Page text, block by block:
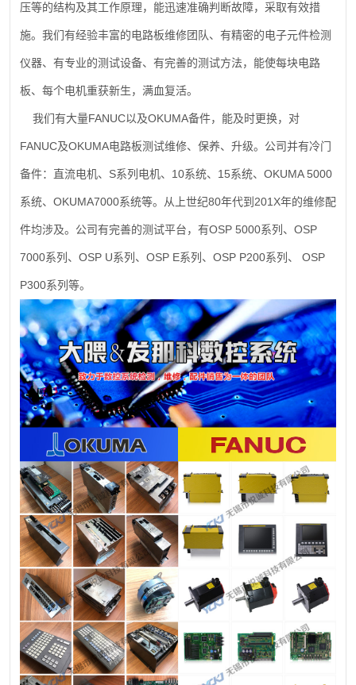
压等的结构及其工作原理，能迅速准确判断故障，采取有效措
施。我们有经验丰富的电路板维修团队、有精密的电子元件检测
仪器、有专业的测试设备、有完善的测试方法，能使每块电路
板、每个电机重获新生，满血复活。
我们有大量FANUC以及OKUMA备件，能及时更换，对
FANUC及OKUMA电路板测试维修、保养、升级。公司并有冷门
备件：直流电机、 S系列电机、 10系统、 15系统、 OKUMA 5000
系统、 OKUMA7000系统等。从上世纪80年代到 201X年的维修配
件均涉及。公司有完善的测试平台，有OSP 5000系列、 OSP
7000系列、 OSP U系列、 OSP E系列、 OSP P200系列、 OSP
P300系列等。